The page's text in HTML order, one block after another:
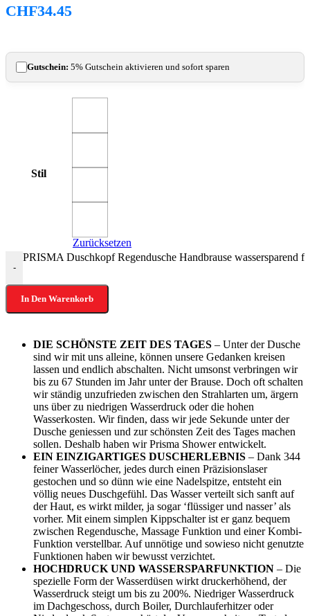
CHF34.45
Gutschein: 5% Gutschein aktivieren und sofort sparen
Stil
Zurücksetzen
-
PRISMA Duschkopf Regendusche Handbrause wassersparend
In Den Warenkorb
DIE SCHÖNSTE ZEIT DES TAGES – Unter der Dusche
sind wir mit uns alleine, können unsere Gedanken kreisen
lassen und endlich abschalten. Nicht umsonst verbringen wir
bis zu 67 Stunden im Jahr unter der Brause. Doch oft schalten
wir ständig unzufrieden zwischen den Strahlarten um, ärgern
uns über zu niedrigen Wasserdruck oder die hohen
Wasserkosten. Wir finden, dass wir jede Sekunde unter der
Dusche geniessen und zur schönsten Zeit des Tages machen
sollen. Deshalb haben wir Prisma Shower entwickelt.
EIN EINZIGARTIGES DUSCHERLEBNIS – Dank 344
feiner Wasserlöcher, jedes durch einen Präzisionslaser
gestochen und so dünn wie eine Nadelspitze, entsteht ein
völlig neues Duschgefühl. Das Wasser verteilt sich sanft auf
der Haut, es wirkt milder, ja sogar ‘flüssiger und nasser’ als
vorher. Mit einem simplen Kippschalter ist er ganz bequem
zwischen Regendusche, Massage Funktion und einer Kombi-
Funktion verstellbar. Auf unnötige und sowieso nicht genutzte
Funktionen haben wir bewusst verzichtet.
HOCHDRUCK UND WASSERSPARFUNKTION – Die
spezielle Form der Wasserdüsen wirkt druckerhöhend, der
Wasserdruck steigt um bis zu 200%. Niedriger Wasserdruck
im Dachgeschoss, durch Boiler, Durchlauferhitzer oder